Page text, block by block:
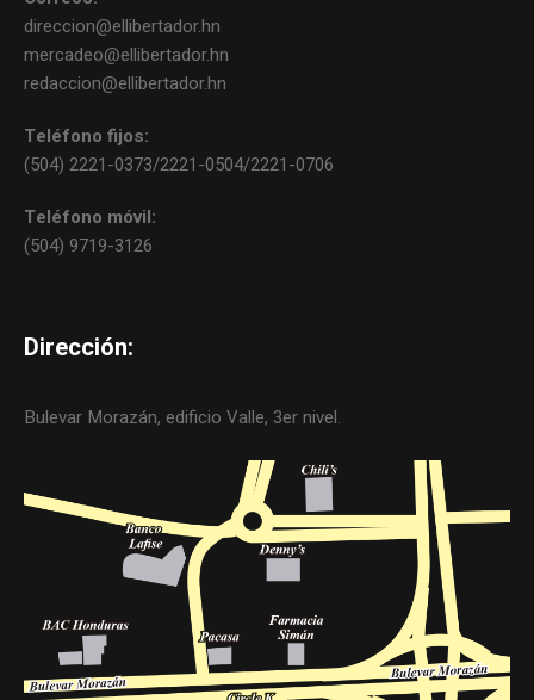
direccion@ellibertador.hn
mercadeo@ellibertador.hn
redaccion@ellibertador.hn
Teléfono fijos:
(504) 2221-0373/2221-0504/2221-0706
Teléfono móvil:
(504) 9719-3126
Dirección:
Bulevar Morazán, edificio Valle, 3er nivel.